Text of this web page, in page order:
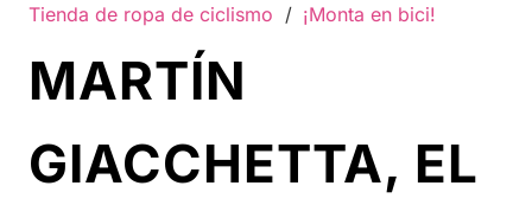
Tienda de ropa de ciclismo / ¡Monta en bici!
MARTÍN
GIACCHETTA, EL